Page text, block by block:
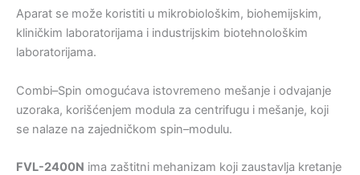
Aparat se može koristiti u mikrobiološkim, biohemijskim,
kliničkim laboratorijama i industrijskim biotehnološkim
laboratorijama.
Combi–Spin omogućava istovremeno mešanje i odvajanje
uzoraka, korišćenjem modula za centrifugu i mešanje, koji
se nalaze na zajedničkom spin–modulu.
FVL-2400N ima zaštitni mehanizam koji zaustavlja kretanje